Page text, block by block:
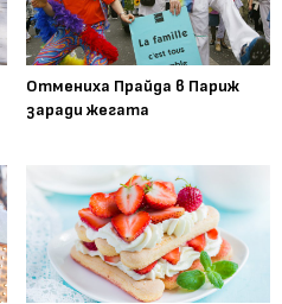
Отмениха Прайда в Париж
заради жегата